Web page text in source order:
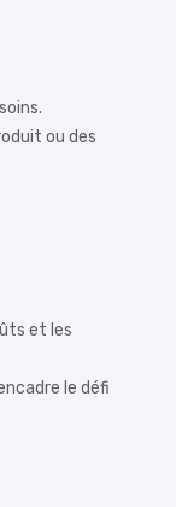
ou des
et les
le défi